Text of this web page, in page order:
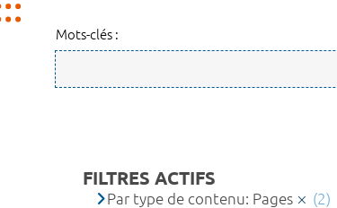
Mots-clés :
FILTRES ACTIFS
Par type de contenu: Pages
(2)